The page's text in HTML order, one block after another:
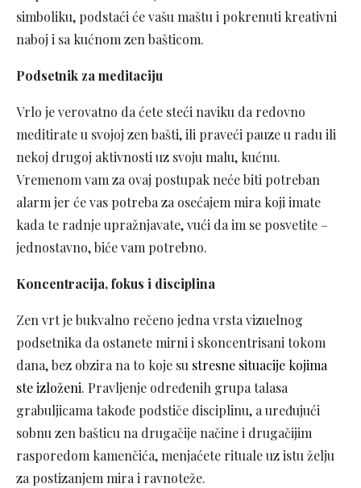
simboliku, podstaći će vašu maštu i pokrenuti kreativni
naboj i sa kućnom zen bašticom.
Podsetnik za meditaciju
Vrlo je verovatno da ćete steći naviku da redovno
meditirate u svojoj zen bašti, ili praveći pauze u radu ili
nekoj drugoj aktivnosti uz svoju malu, kućnu.
Vremenom vam za ovaj postupak neće biti potreban
alarm jer će vas potreba za osećajem mira koji imate
kada te radnje upražnjavate, vući da im se posvetite –
jednostavno, biće vam potrebno.
Koncentracija, fokus i disciplina
Zen vrt je bukvalno rečeno jedna vrsta vizuelnog
podsetnika da ostanete mirni i skoncentrisani tokom
dana, bez obzira na to koje su stresne situacije kojima
ste izloženi. Pravljenje određenih grupa talasa
grabuljicama takođe podstiče disciplinu, a uređujući
sobnu zen bašticu na drugačije načine i drugačijim
rasporedom kamenčića, menjaćete rituale uz istu želju
za postizanjem mira i ravnoteže.